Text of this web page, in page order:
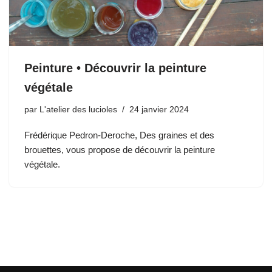
Peinture • Découvrir la peinture
végétale
par L'atelier des lucioles 24 janvier 2024
Frédérique Pedron-Deroche, Des graines et des
brouettes, vous propose de découvrir la peinture
végétale.